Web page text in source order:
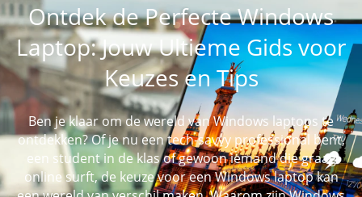
Ontdek de Perfecte Windows
Laptop: Jouw Ultieme Gids voor
Keuzes en Tips
Ben je klaar om de wereld van Windows laptops te
ontdekken? Of je nu een tech-savvy professional bent,
een student in de klas of gewoon iemand die graag
online surft, de keuze voor een Windows laptop kan